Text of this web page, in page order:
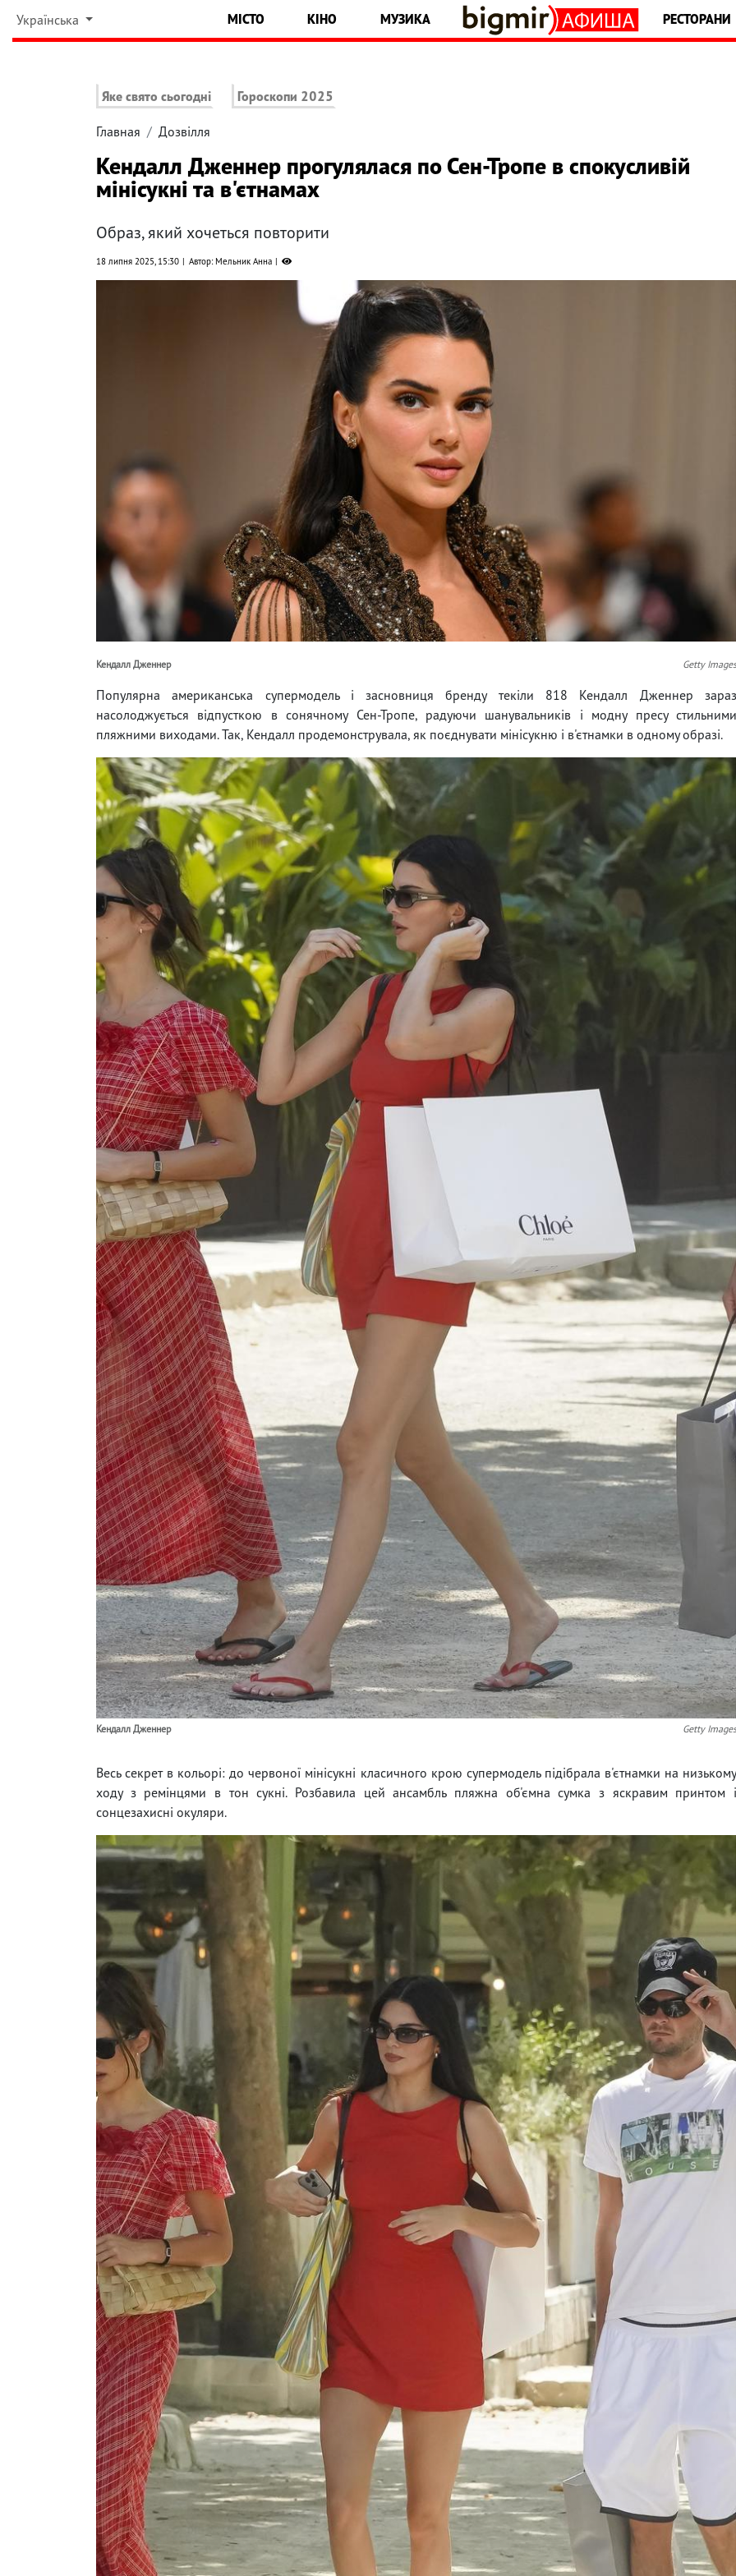
Українська МІСТО КІНО МУЗИКА РЕСТОРАНИ
Яке свято сьогодні Гороскопи 2025
Главная Дозвілля
Кендалл Дженнер прогулялася по Сен-Тропе в спокусливій
мінісукні та в'єтнамах
Образ, який хочеться повторити
18 липня 2025, 15:30 Автор: Мельник Анна
Кендалл Дженнер Getty Images
Популярна американська супермодель і засновниця бренду текіли 818 Кендалл Дженнер зараз
насолоджується відпусткою в сонячному Сен-Тропе, радуючи шанувальників і модну пресу стильними
пляжними виходами. Так, Кендалл продемонструвала, як поєднувати мінісукню і в'єтнамки в одному образі.
Кендалл Дженнер Getty Images
Весь секрет в кольорі: до червоної мінісукні класичного крою супермодель підібрала в'єтнамки на низькому
ходу з ремінцями в тон сукні. Розбавила цей ансамбль пляжна об'ємна сумка з яскравим принтом і
сонцезахисні окуляри.